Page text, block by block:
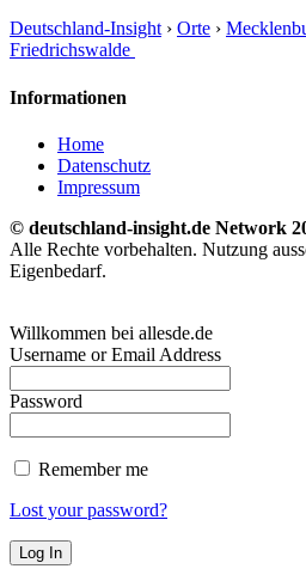
Deutschland-Insight › Orte ›
Friedrichswalde
Informationen
Home
Datenschutz
Impressum
© deutschland-insight.de Network
Alle Rechte vorbehalten. Nutzung
Eigenbedarf.
Willkommen bei allesde.de
Username or Email Address
Password
Remember me
Lost your password?